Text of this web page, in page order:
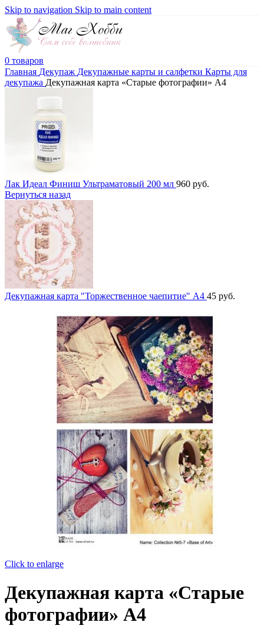
Skip to navigation Skip to main content
0 товаров
Главная Декупаж Декупажные карты и салфетки Карты для
декупажа Декупажная карта «Старые фотографии» А4
Лак Идеал Финиш Ультраматовый 200 мл 960 руб.
Вернуться назад
Декупажная карта "Торжественное чаепитие" А4 45 руб.
Click to enlarge
Декупажная карта «Старые
фотографии» А4